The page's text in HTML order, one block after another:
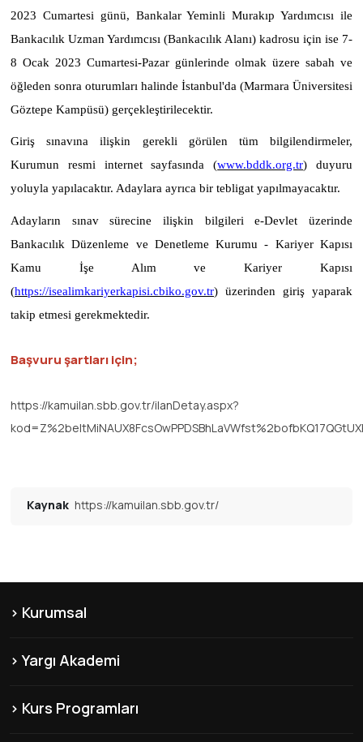
2023 Cumartesi günü, Bankalar Yeminli Murakıp Yardımcısı ile
Bankacılık Uzman Yardımcısı (Bankacılık Alanı) kadrosu için ise 7-
8 Ocak 2023 Cumartesi-Pazar günlerinde olmak üzere sabah ve
öğleden sonra oturumları halinde İstanbul'da (Marmara Üniversitesi
Göztepe Kampüsü) gerçekleştirilecektir.
Giriş sınavına ilişkin gerekli görülen tüm bilgilendirmeler,
Kurumun resmi internet sayfasında (www.bddk.org.tr) duyuru
yoluyla yapılacaktır. Adaylara ayrıca bir tebligat yapılmayacaktır.
Adayların sınav sürecine ilişkin bilgileri e-Devlet üzerinde
Bankacılık Düzenleme ve Denetleme Kurumu - Kariyer Kapısı
Kamu İşe Alım ve Kariyer Kapısı
(https://isealimkariyerkapisi.cbiko.gov.tr) üzerinden giriş yaparak
takip etmesi gerekmektedir.
Başvuru şartları için;
https://kamuilan.sbb.gov.tr/ilanDetay.aspx?
Kaynak https://kamuilan.sbb.gov.tr/
Kurumsal
Hakkımızda
Yargı Akademi
Yayınlarımız
Kurs Programları